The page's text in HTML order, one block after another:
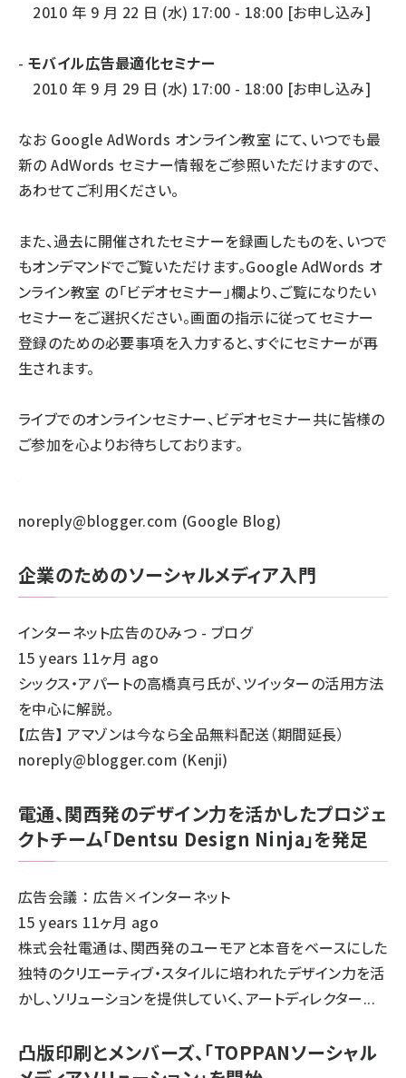
2010 年 9 月 22 日 (水) 17:00 - 18:00 [お申し込み]
- モバイル広告最適化セミナー
2010 年 9 月 29 日 (水) 17:00 - 18:00 [お申し込み]
なお Google AdWords オンライン教室 にて、いつでも最
新の AdWords セミナー情報をご参照いただけますので、
あわせてご利用ください。
また、過去に開催されたセミナーを録画したものを、いつで
もオンデマンドでご覧いただけます。Google AdWords オ
ンライン教室 の「ビデオセミナー」欄より、ご覧になりたい
セミナーをご選択ください。画面の指示に従ってセミナー
登録のための必要事項を入力すると、すぐにセミナーが再
生されます。
ライブでのオンラインセミナー、ビデオセミナー共に皆様の
ご参加を心よりお待ちしております。
noreply@blogger.com (Google Blog)
企業のためのソーシャルメディア入門
インターネット広告のひみつ - ブログ
15 years 11ヶ月 ago
シックス・アパートの高橋真弓氏が、ツイッターの活用方法
を中心に解説。
【広告】 アマゾンは今なら全品無料配送（期間延長）
noreply@blogger.com (Kenji)
電通、関西発のデザイン力を活かしたプロジェ
クトチーム「Dentsu Design Ninja」を発足
広告会議 ： 広告×インターネット
15 years 11ヶ月 ago
株式会社電通は、関西発のユーモアと本音をベースにした
独特のクリエーティブ・スタイルに培われたデザイン力を活
かし、ソリューションを提供していく、アートディレクター...
凸版印刷とメンバーズ、「TOPPANソーシャル